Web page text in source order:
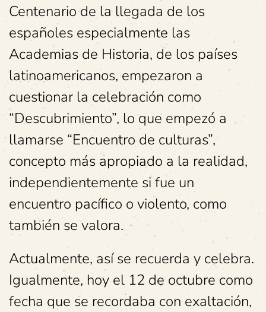
Centenario de la llegada de los
españoles especialmente las
Academias de Historia, de los países
latinoamericanos, empezaron a
cuestionar la celebración como
“Descubrimiento”, lo que empezó a
llamarse “Encuentro de culturas”,
concepto más apropiado a la realidad,
independientemente si fue un
encuentro pacífico o violento, como
también se valora.
Actualmente, así se recuerda y celebra.
Igualmente, hoy el 12 de octubre como
fecha que se recordaba con exaltación,